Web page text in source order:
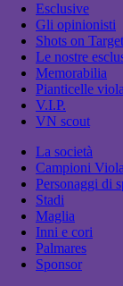
Esclusive
Gli opinionisti
Shots on Target
Le nostre
Memorabilia
Pianticelle viola
V.I.P.
VN scout
La società
Campioni Viola
Personaggi di
Stadi
Maglia
Inni e cori
Palmares
Sponsor